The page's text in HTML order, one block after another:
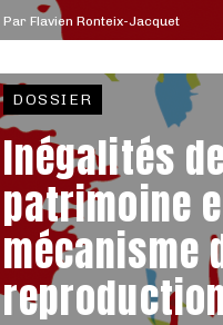
Par Flavien Ronteix-Jacquet
DOSSIER
Inégalités
patrimoine
mécanisme